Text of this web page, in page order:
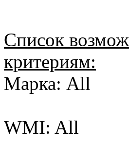
Список
критериям:
Марка: All
WMI: All